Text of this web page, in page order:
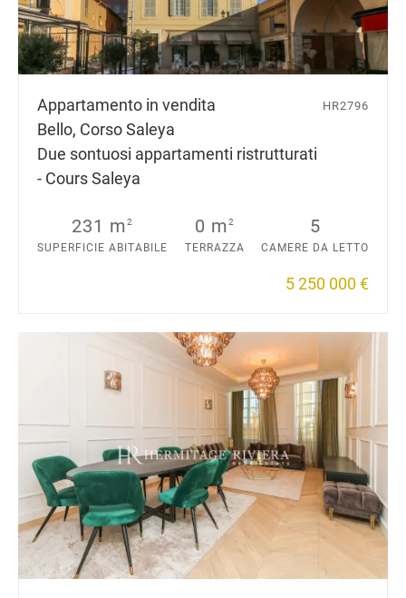
Appartamento in vendita
Bello, Corso Saleya
Due sontuosi appartamenti ristrutturati
- Cours Saleya
HR2796
231 m2
SUPERFICIE ABITABILE
0 m2
TERRAZZA
5
CAMERE DA LETTO
5 250 000 €